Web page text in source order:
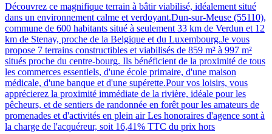
Découvrez ce magnifique terrain à bâtir viabilisé, idéalement situé
dans un environnement calme et verdoyant.Dun-sur-Meuse (55110),
commune de 600 habitants situé à seulement 33 km de Verdun et 12
km de Stenay, proche de la Belgique et du Luxembourg.Je vous
propose 7 terrains constructibles et viabilisés de 859 m² à 997 m²
situés proche du centre-bourg. Ils bénéficient de la proximité de tous
les commerces essentiels, d'une école primaire, d'une maison
médicale, d'une banque et d'une supérette.Pour vos loisirs, vous
apprécierez la proximité immédiate de la rivière, idéale pour les
pêcheurs, et de sentiers de randonnée en forêt pour les amateurs de
promenades et d'activités en plein air Les honoraires d'agence sont à
la charge de l'acquéreur, soit 16,41% TTC du prix hors